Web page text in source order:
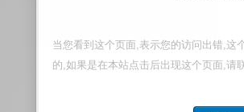
当您看到这个页面,表示您的访问出错,这
的,如果是在本站点击后出现这个页面,请